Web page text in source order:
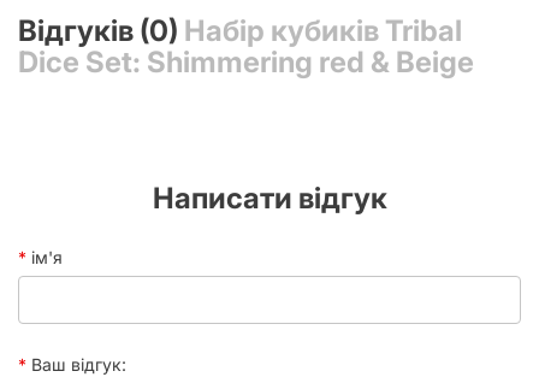
Відгуків (0) Набір кубиків Tribal
Dice Set: Shimmering red & Beige
Написати відгук
ім'я
Ваш відгук: